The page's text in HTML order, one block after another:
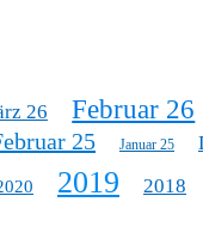
26 Februar 26
25 Januar 25
2019 2018